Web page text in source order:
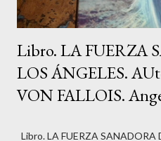
Libro. LA FUERZA
LOS ÁNGELES.
VON FALLOIS.
Libro. LA FUERZA SANADORA